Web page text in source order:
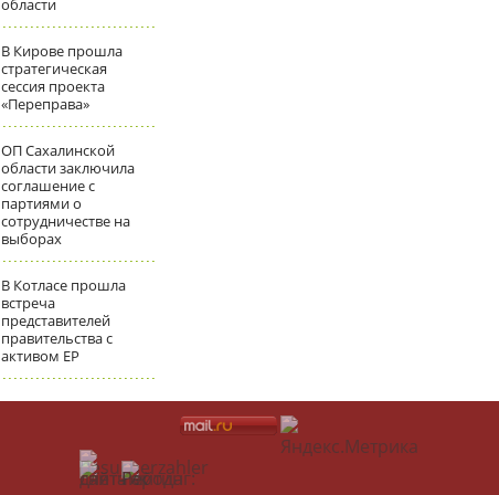
области
В Кирове прошла
стратегическая
сессия проекта
«Переправа»
ОП Сахалинской
области заключила
соглашение с
партиями о
сотрудничестве на
выборах
В Котласе прошла
встреча
представителей
правительства с
активом ЕР